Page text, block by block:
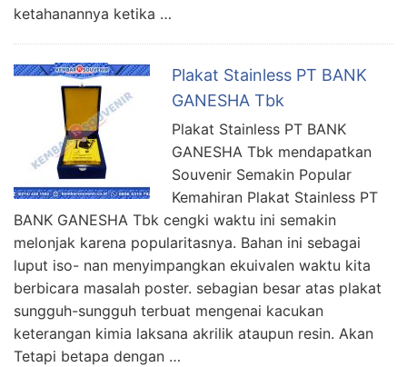
ketahanannya ketika …
Plakat Stainless PT BANK
GANESHA Tbk
Plakat Stainless PT BANK
GANESHA Tbk mendapatkan
Souvenir Semakin Popular
Kemahiran Plakat Stainless PT
BANK GANESHA Tbk cengki waktu ini semakin
melonjak karena popularitasnya. Bahan ini sebagai
luput iso- nan menyimpangkan ekuivalen waktu kita
berbicara masalah poster. sebagian besar atas plakat
sungguh-sungguh terbuat mengenai kacukan
keterangan kimia laksana akrilik ataupun resin. Akan
Tetapi betapa dengan …